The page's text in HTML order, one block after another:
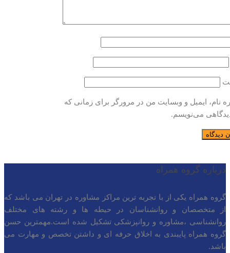
نام، ایمیل و وبسایت من در مرورگر برای زمانی که
می‌نویسم.
درباره گروه همراه
گروه همراه یکی از با تجربه ترین مراکز مشاوره در تهران می باشد که
از متخصصان و روانشناسان در حیطه ها و رشته های مختلف
روانشناسی ،مشاوره و روانپزشکی تشکیل شده است.مهمترین حسن
گروه همراه پایبندی به اخلاق حرفه ای و داشتن تخصص و مهارت می
باشد.